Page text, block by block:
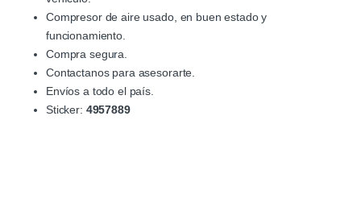
Compresor de aire usado, en buen estado y
funcionamiento.
Compra segura.
Contactanos para asesorarte.
Envíos a todo el país.
Sticker: 4957889